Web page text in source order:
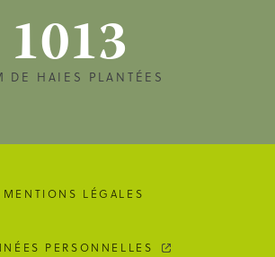
1013
DE HAIES PLANTÉES
MENTIONS LÉGALES
PERSONNELLES